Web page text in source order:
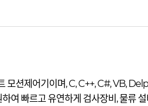
모션제어기이며, C, C++, C#, VB,
여 빠르고 유연하게 검사장비, 물류